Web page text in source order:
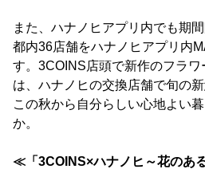
また、ハナノヒアプリ内でも期
都内36店舗をハナノヒアプリ内
す。3COINS店頭で新作のフラ
は、ハナノヒの交換店舗で旬の
この秋から自分らしい心地よい
か。
≪「3COINS×ハナノヒ～花のあ